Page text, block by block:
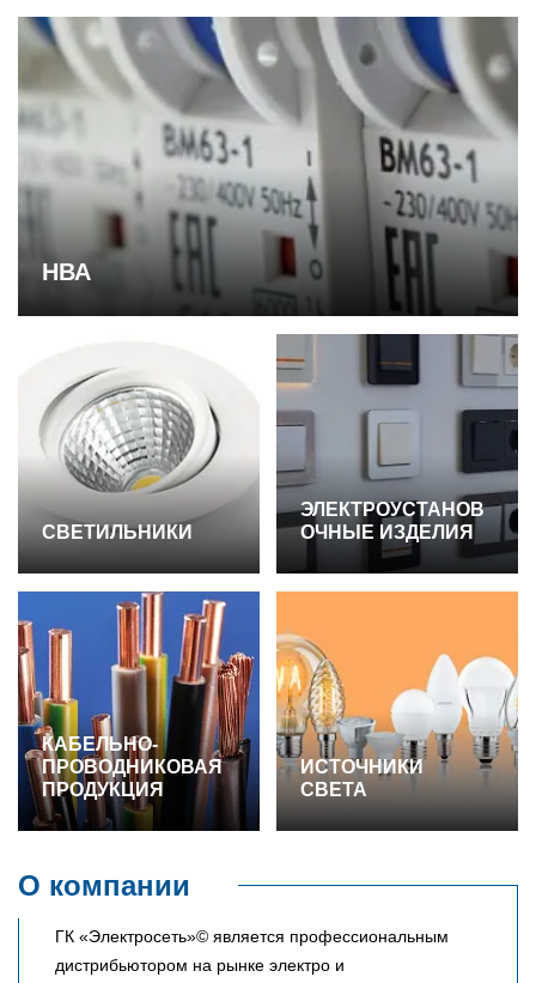
НВА
СВЕТИЛЬНИКИ
ЭЛЕКТРОУСТАНОВ
ОЧНЫЕ ИЗДЕЛИЯ
КАБЕЛЬНО-
ПРОВОДНИКОВАЯ
ПРОДУКЦИЯ
ИСТОЧНИКИ
СВЕТА
О компании
ГК «Электросеть»© является профессиональным
дистрибьютором на рынке электро и